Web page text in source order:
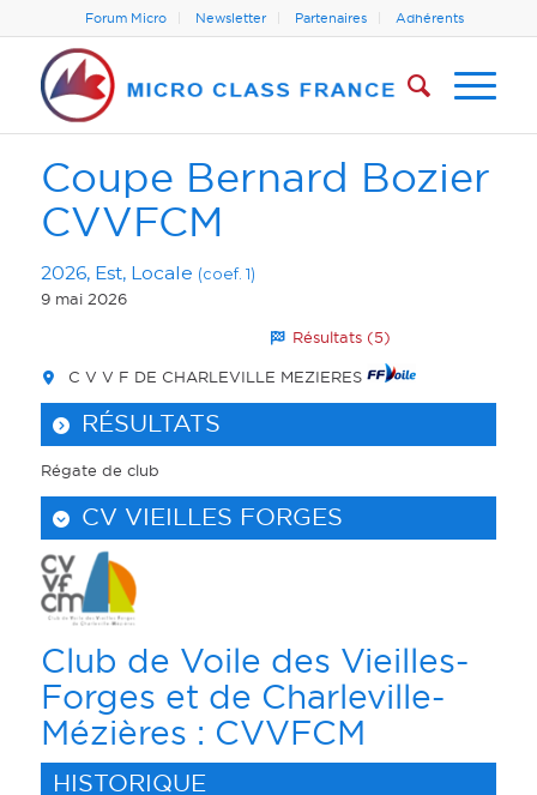
Forum Micro Newsletter Partenaires Adhérents
Coupe Bernard Bozier
CVVFCM
2026, Est, Locale (coef. 1)
9 mai 2026
Résultats (5)
C V V F DE CHARLEVILLE MEZIERES
RÉSULTATS
Régate de club
CV VIEILLES FORGES
Club de Voile des Vieilles-
Forges et de Charleville-
Mézières : CVVFCM
HISTORIQUE